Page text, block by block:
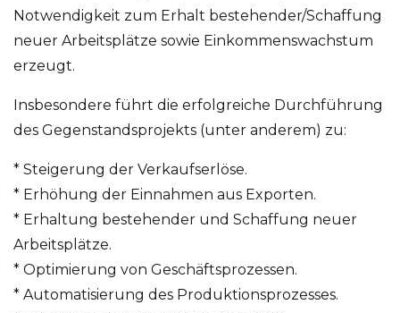
Notwendigkeit zum Erhalt bestehender/Schaffung
neuer Arbeitsplätze sowie Einkommenswachstum
erzeugt.
Insbesondere führt die erfolgreiche Durchführung
des Gegenstandsprojekts (unter anderem) zu:
* Steigerung der Verkaufserlöse.
* Erhöhung der Einnahmen aus Exporten.
* Erhaltung bestehender und Schaffung neuer
Arbeitsplätze.
* Optimierung von Geschäftsprozessen.
* Automatisierung des Produktionsprozesses.